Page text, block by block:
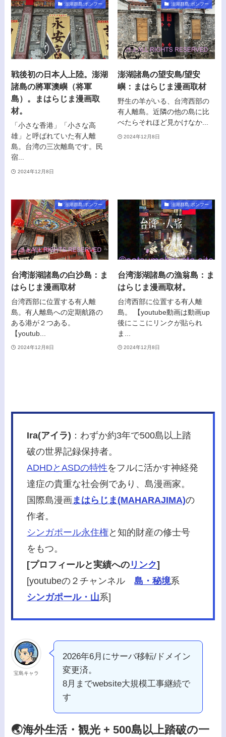
澎湖群島:ポンフー
戦後初の日本人上陸。澎湖
諸島の將軍澳嶼（将軍
島）。まはらじま漫画取
材。
「小さな香港」「小さな高
雄」と呼ばれていた有人離
島。台湾の三次離島です。民
宿...
2024年12月8日
澎湖群島:ポンフー
澎湖諸島の望安島/望安
嶼：まはらじま漫画取材
野生の羊がいる、台湾西部の
有人離島。近隣の他の島に比
べたらそれほど見かけなか...
2024年12月8日
澎湖群島:ポンフー
台湾澎湖諸島の白沙島：ま
はらじま漫画取材
台湾西部に位置する有人離
島。有人離島への定期航路の
ある港が２つある。
【youtub...
2024年12月8日
澎湖群島:ポンフー
台湾澎湖諸島の漁翁島：ま
はらじま漫画取材。
台湾西部に位置する有人離
島。 【youtube動画は動画up
後にここにリンクが貼られ
ま...
2024年12月8日
Ira(アイラ) ：わずか約3年で500島以上踏
破の世界記録保持者。
ADHDとASDの特性をフルに活かす神経発
達症の貴重な社会例であり、島漫画家。
国際島漫画まはらじま(MAHARAJIMA)の
作者。
シンガポール永住権と知的財産の修士号
をもつ。
[プロフィールと実績への リンク]
[youtubeの２チャンネル島・秘境系
シンガポール・山系]
宝島キャラ
2026年6月にサーバ移転/ドメイン
変更済。
8月までwebsite大規模工事継続で
す
🌏海外生活・観光 + 500島以上踏破の一